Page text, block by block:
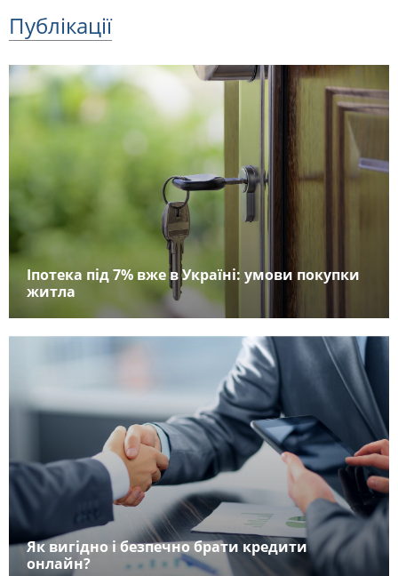
Публікації
Іпотека під 7% вже в Україні: умови покупки
житла
Як вигідно і безпечно брати кредити
онлайн?